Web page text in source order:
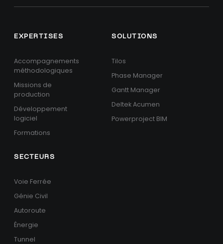
EXPERTISES
Accompagnements
méthodologiques
Missions de
production
Développement
logiciel
Formations
SOLUTIONS
Tilos
Phase Manager
Gantt Manager
Deltek Acumen
Powerproject BIM
SECTEURS
Voie Ferrée
Génie Civil
Autoroute
Énergie
Tunnel